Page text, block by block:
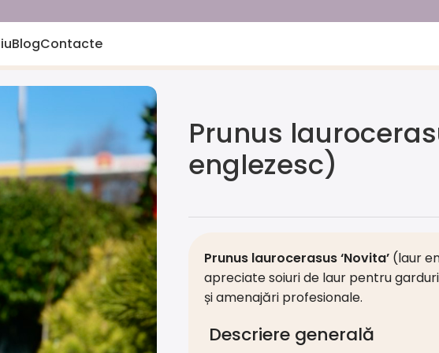
BlogContacte
(laur englezesc)
Prunus
englezesc)
Prunus laurocerasus ‘Novita’ (laur
apreciate soiuri de laur pentru
și amenajări profesionale.
Descriere generală